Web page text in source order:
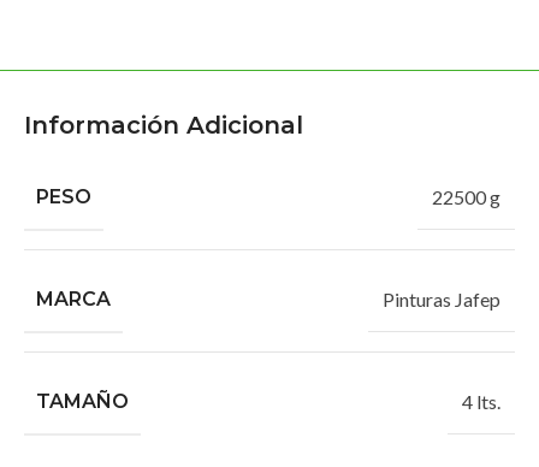
Información Adicional
PESO 22500 g
MARCA Pinturas Jafep
TAMAÑO 4 lts.